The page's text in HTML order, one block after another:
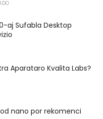
aj Sufabla Desktop
Aparataro Kvalita Labs?
nano por rekomenci